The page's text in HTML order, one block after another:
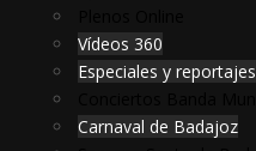
Vídeos 360
Especiales y reportajes
Carnaval de Badajoz